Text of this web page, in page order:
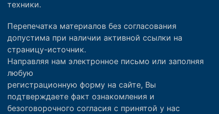
техники.
Перепечатка материалов без согласования
допустима при наличии активной ссылки на
страницу-источник.
Направляя нам электронное письмо или заполняя
любую
регистрационную форму на сайте, Вы
подтверждаете факт ознакомления и
безоговорочного согласия с принятой у нас